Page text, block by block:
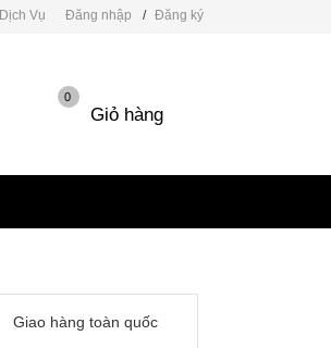
Đăng nhập / Đăng ký
Dịch Vụ
Giỏ hàng
0
Giao hàng toàn quốc